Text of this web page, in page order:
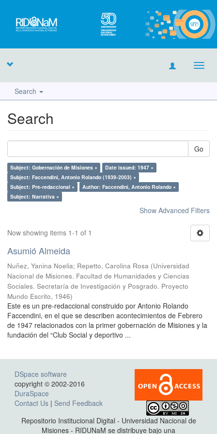
Search
Search
Go
Subject: Gobernación de Misiones ×
Date issued: 1947 ×
Subject: Faccendini, Antonio Rolando (1939-2003) ×
Subject: Pre-redaccional ×
Author: Faccendini, Antonio Rolando ×
Subject: Narrativa ×
Show Advanced Filters
Now showing items 1-1 of 1
Asumió Almeida
Nuñez, Yanina Noelia; Repetto, Carolina Rosa (Universidad
Nacional de Misiones. Facultad de Humanidades y Ciencias
Sociales. Secretaría de Investigación y Posgrado. Proyecto
Mundo Escrito, 1946)
Este es un pre-redaccional construido por Antonio Rolando
Faccendini, en el que se describen acontecimientos de Febrero
de 1947 relacionados con la primer gobernación de Misiones y la
fundación del “Club Social y deportivo ...
DSpace software
copyright © 2002-2016
DuraSpace
Contact Us | Send Feedback
Repositorio Institucional Digital - Universidad Nacional de
Misiones - RIDUNaM se distribuye bajo una